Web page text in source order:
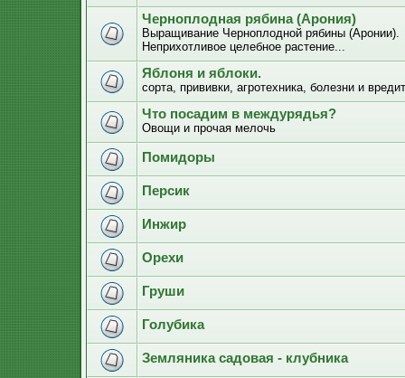
Черноплодная рябина (Арония)
Выращивание Черноплодной рябины (Аронии).
Неприхотливое целебное растение...
Яблоня и яблоки.
сорта, прививки, агротехника, болезни и
Что посадим в междурядья?
Овощи и прочая мелочь
Помидоры
Персик
Инжир
Орехи
Груши
Голубика
Земляника садовая - клубника